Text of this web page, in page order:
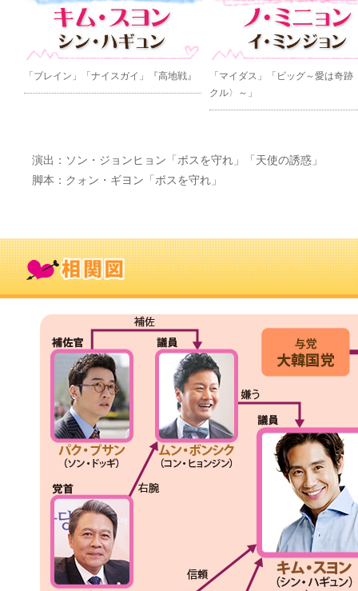
「ブレイン」「ナイスガイ」『高地戦』
「マイダス」「ビッグ～愛は奇跡
クル〉～」
演出：ソン・ジョンヒョン「ボスを守れ」「天使の誘惑」
脚本：クォン・ギヨン「ボスを守れ」